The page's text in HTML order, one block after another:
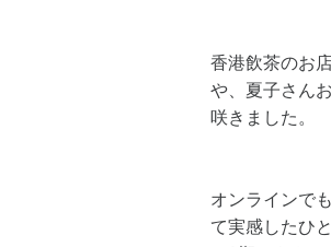
香港飲茶のお
や、夏子さん
咲きました。
オンラインで
て実感したひ